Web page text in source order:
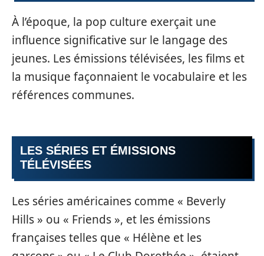
À l’époque, la pop culture exerçait une
influence significative sur le langage des
jeunes. Les émissions télévisées, les films et
la musique façonnaient le vocabulaire et les
références communes.
LES SÉRIES ET ÉMISSIONS
TÉLÉVISÉES
Les séries américaines comme « Beverly
Hills » ou « Friends », et les émissions
françaises telles que « Hélène et les